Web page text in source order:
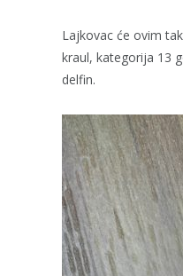
Lajkovac će ovim
kraul, kategorija 13
delfin.